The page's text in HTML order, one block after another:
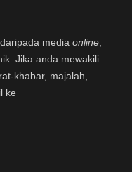
media online,
Jika anda mewakili
khabar, majalah,
ke